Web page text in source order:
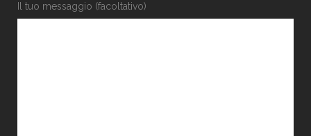
Il tuo messaggio (facoltativo)